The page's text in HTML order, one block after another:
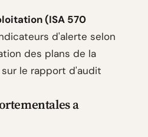
(ISA 570
d'alerte selon
des plans de la
le rapport d'audit
a